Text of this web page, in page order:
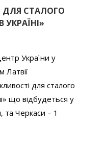
ДЛЯ СТАЛОГО
України у
Латвії
для сталого
що відбудеться у
Черкаси – 1